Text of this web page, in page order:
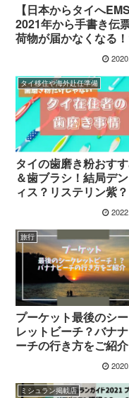
【日本からタイへEMS
2021年から手書き伝
荷物が届かなくなる
際郵便マイページサ
スの利用方法を解説
タイ移住や海外赴任準備
タイの歯磨き粉おす
＆歯ブラシ！結局デ
ィス？リステリン紫？
旅行
プーケット最後のシ
レットビーチ？バナ
ーチの行き方をご紹介
ミシュラン掲載店